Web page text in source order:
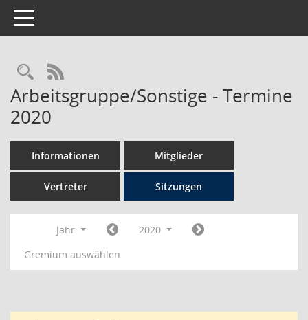
Toggle navigation
Rechercheauswahl
RSS-Feed
Arbeitsgruppe/Sonstige - Termine
2020
Informationen Mitglieder
Vertreter Sitzungen
Jahr
2020
Gremium auswählen